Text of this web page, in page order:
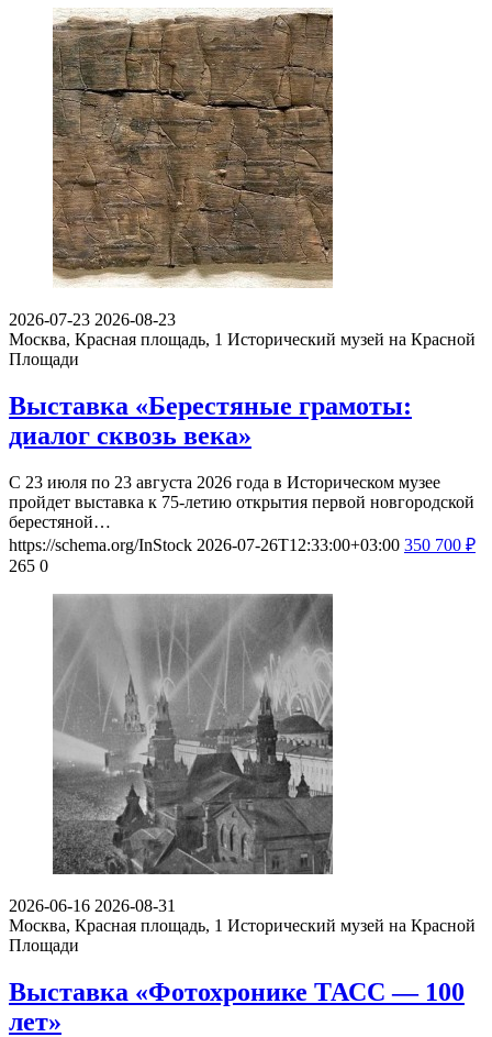
2026-07-23 2026-08-23
Москва, Красная площадь, 1 Исторический музей на Красной
Площади
Выставка «Берестяные грамоты:
диалог сквозь века»
С 23 июля по 23 августа 2026 года в Историческом музее
пройдет выставка к 75-летию открытия первой новгородской
берестяной…
https://schema.org/InStock 2026-07-26T12:33:00+03:00 350 700 ₽
265 0
2026-06-16 2026-08-31
Москва, Красная площадь, 1 Исторический музей на Красной
Площади
Выставка «Фотохронике ТАСС — 100
лет»